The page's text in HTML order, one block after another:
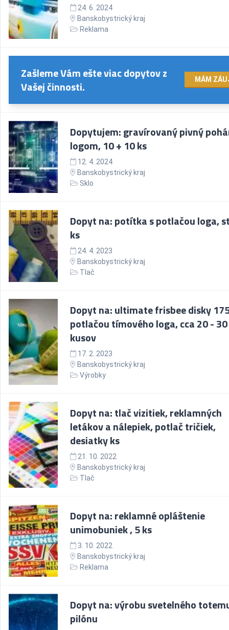
24. 6. 2024
Banskobystrický kraj
Reklama
Zašleme Vám ešte viac dopytov z
Vašej činnosti.
MÁM
Dopytujem: gravírovaný pivný
logom, 10 + 10 ks
12. 4. 2024
Banskobystrický kraj
Sklo
Dopyt na: potítka s potlačou loga,
ks
24. 4. 2023
Banskobystrický kraj
Tlač
Dopyt na: ultimate frisbee disky
potlačou tímového loga, cca 20 - 30
kusov
17. 2. 2023
Banskobystrický kraj
Výrobky
Dopyt na: tlač vizitiek, reklamných
letákov a nálepiek, potlač tričiek,
desiatky ks
21. 10. 2022
Banskobystrický kraj
Tlač
Dopyt na: reklamné opláštenie
unimobuniek , 5 ks
3. 10. 2022
Banskobystrický kraj
Reklama
Dopyt na: výrobu svetelného
pilónu